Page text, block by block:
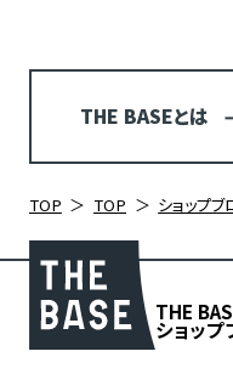
THE BASEとは
TOP TOP ショップブ
THE
ショップ